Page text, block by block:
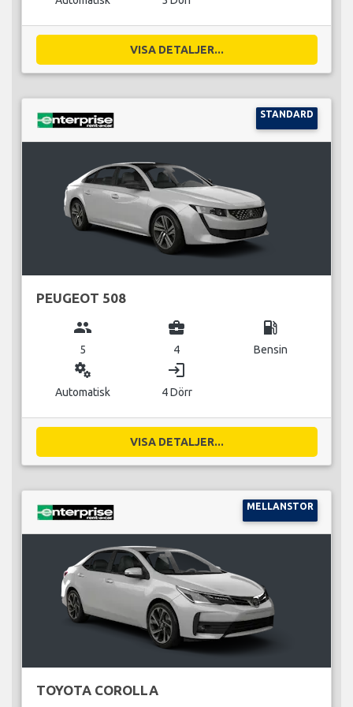
VISA DETALJER...
STANDARD
PEUGEOT 508
group
5
business_center
4
local_gas_station
Bensin
miscellaneous_services
Automatisk
login
4 Dörr
VISA DETALJER...
MELLANSTOR
TOYOTA COROLLA